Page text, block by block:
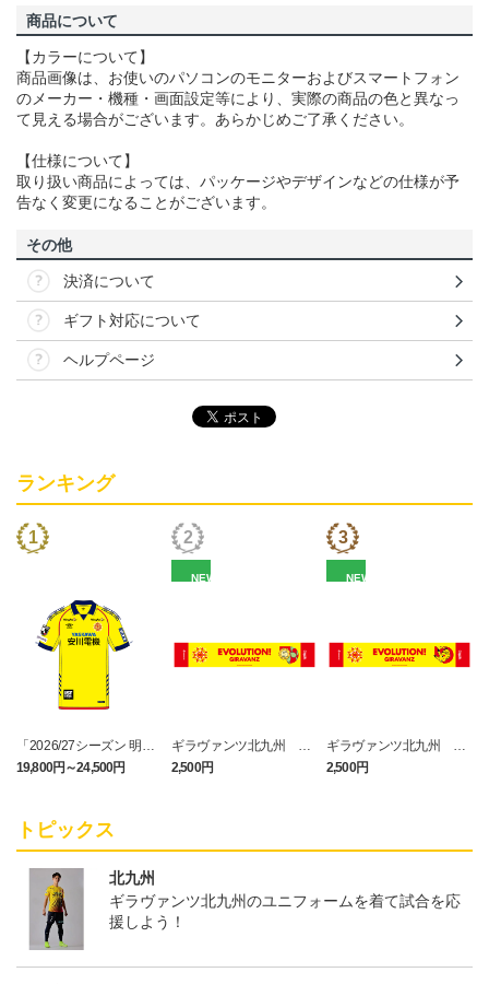
商品について
【カラーについて】
商品画像は、お使いのパソコンのモニターおよびスマートフォン
のメーカー・機種・画面設定等により、実際の商品の色と異なっ
て見える場合がございます。あらかじめご了承ください。
【仕様について】
取り扱い商品によっては、パッケージやデザインなどの仕様が予
告なく変更になることがございます。
その他
決済について
ギフト対応について
ヘルプページ
ランキング
「2026/27シーズン 明治
安田J3リーグ」オーセン
ティックユニフォームFP
19,800円～24,500円
NEW
ギラヴァンツ北九州 キ
マワリ タオルマフラー
2,500円
NEW
ギラヴァンツ北九州 ピ
カチュウ タオルマフラー
2,500円
トピックス
北九州
ギラヴァンツ北九州のユニフォームを着て試合を応
援しよう！